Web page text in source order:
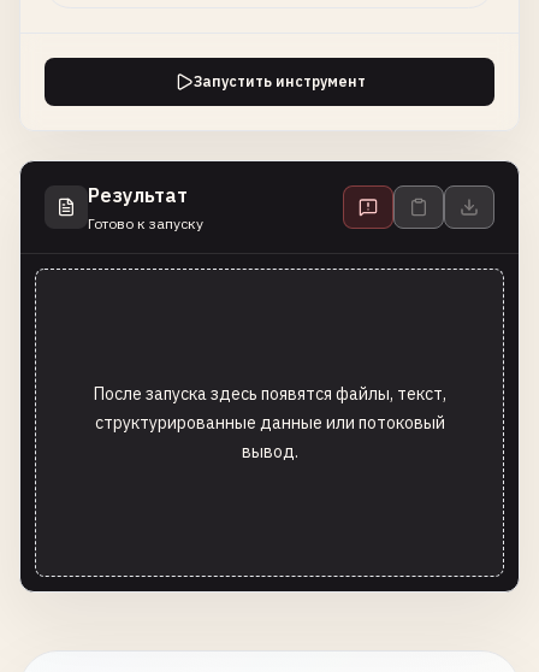
Запустить инструмент
Результат
Готово к запуску
После запуска здесь появятся файлы, текст,
структурированные данные или потоковый
вывод.